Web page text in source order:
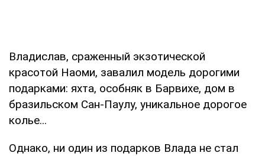
Владислав, сраженный экзотической
красотой Наоми, завалил модель дорогими
подарками: яхта, особняк в Барвихе, дом в
бразильском Сан-Паулу, уникальное дорогое
колье...
Однако, ни один из подарков Влада не стал